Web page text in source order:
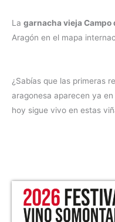
La garnacha vieja Campo
Aragón en el mapa
¿Sabías que las primeras
aragonesa aparecen ya
hoy sigue vivo en estas